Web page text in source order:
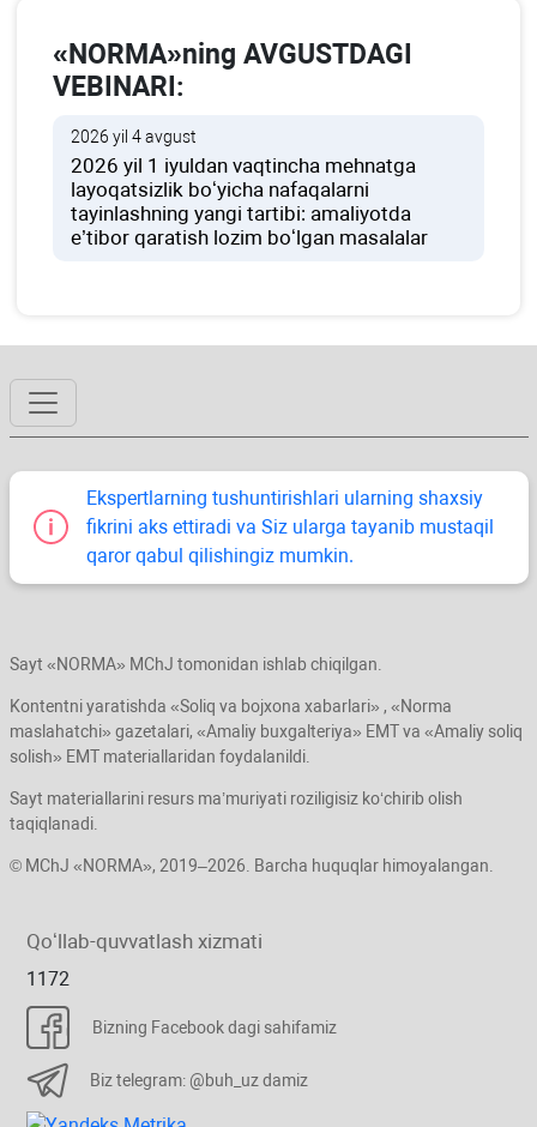
«NORMA»ning AVGUSTDAGI
VEBINARI:
2026 yil 4 avgust
2026 yil 1 iyuldan vaqtincha mehnatga
layoqatsizlik boʻyicha nafaqalarni
tayinlashning yangi tartibi: amaliyotda
e’tibor qaratish lozim boʻlgan masalalar
Ekspertlarning tushuntirishlari ularning shaхsiy
fikrini aks ettiradi va Siz ularga tayanib mustaqil
qaror qabul qilishingiz mumkin.
Sayt «NORMA» MChJ tomonidan ishlab chiqilgan.
Kontentni yaratishda «Soliq va bojхona хabarlari» , «Norma
maslahatchi» gazetalari, «Amaliy buхgalteriya» EMT va «Amaliy soliq
solish» EMT materiallaridan foydalanildi.
Sayt materiallarini resurs ma’muriyati roziligisiz koʻchirib olish
taqiqlanadi.
© MChJ «NORMA», 2019–2026. Barcha huquqlar himoyalangan.
Qoʻllab-quvvatlash хizmati
1172
Bizning Facebook dagi sahifamiz
Biz telegram: @buh_uz damiz